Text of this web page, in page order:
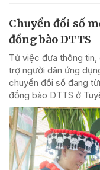
Chuyển đổi số
đồng bào DTTS
Từ việc đưa thông
trợ người dân ứng
chuyển đổi số đang
đồng bào DTTS ở